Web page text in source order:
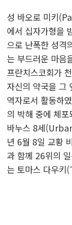
성 바오로 미키
에서 십자가형을
으로 난폭한 성격
는 부드러운 마음
프란치스코회가
자신의 약국을 그
역자로서 활동하
의 박해 중에 체
바누스 8세
년 6월 8일 교황
과 함께 26위의
는 토마스 다우